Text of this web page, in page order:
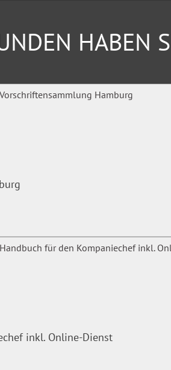
HABEN
inkl. Online-Dienst